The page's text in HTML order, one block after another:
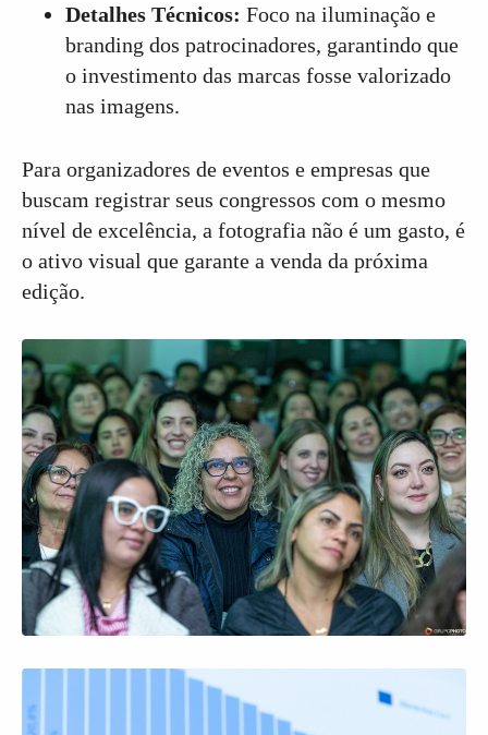
Detalhes Técnicos: Foco na iluminação e
branding dos patrocinadores, garantindo que
o investimento das marcas fosse valorizado
nas imagens.
Para organizadores de eventos e empresas que
buscam registrar seus congressos com o mesmo
nível de excelência, a fotografia não é um gasto, é
o ativo visual que garante a venda da próxima
edição.